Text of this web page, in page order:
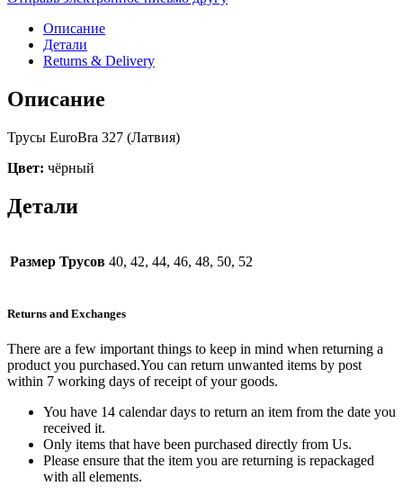
327
(чёрный)Описание
Детали
Returns & Delivery
Описание
Трусы EuroBra 327 (Латвия)
Цвет: чёрный
Детали
Размер Трусов 40, 42, 44, 46, 48, 50, 52
Returns and Exchanges
There are a few important things to keep in mind when returning a
product you purchased.You can return unwanted items by post
within 7 working days of receipt of your goods.
You have 14 calendar days to return an item from the date you
received it.
Only items that have been purchased directly from Us.
Please ensure that the item you are returning is repackaged
with all elements.